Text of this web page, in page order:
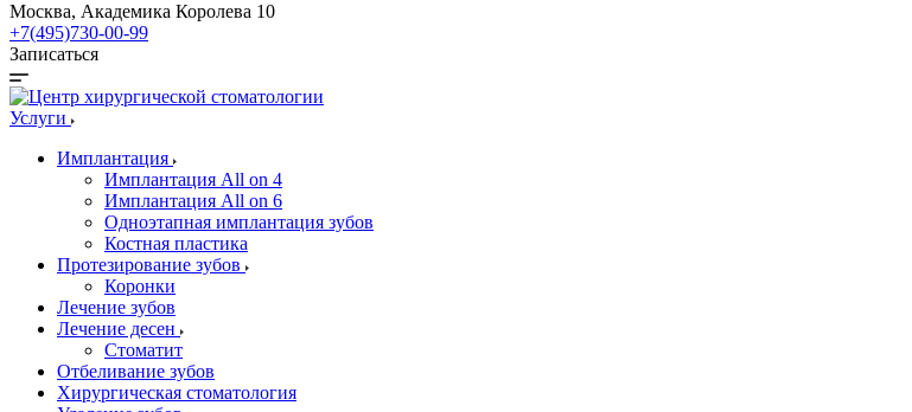
Москва, Академика Королева 10
+7(495)730-00-99
Записаться
Услуги
Имплантация
Имплантация All on 4
Имплантация All on 6
Одноэтапная имплантация зубов
Костная пластика
Протезирование зубов
Коронки
Лечение зубов
Лечение десен
Стоматит
Отбеливание зубов
Хирургическая стоматология